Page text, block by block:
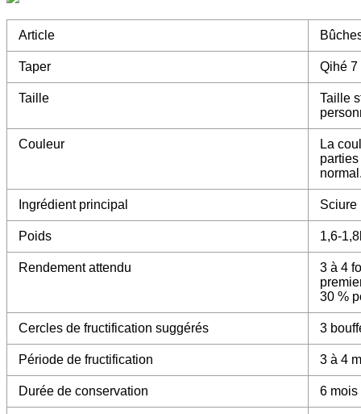
Article
Taper Qihé 7
Taille
Taille
Couleur
La
Ingrédient principal Sciure
Poids 1,6-
Rendement attendu
3 à 4
30 %
Cercles de fructification suggérés 3
Période de fructification 3 à 4
Durée de conservation 6 mois